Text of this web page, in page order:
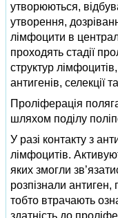
утворюються,
утворення,
лімфоцити в
проходять стадії
структур
антигенів, селекції
Проліферація
шляхом поділу
У разі контакту з
лімфоцитів.
яких змогли
розпізнали антиген,
тобто втрачають